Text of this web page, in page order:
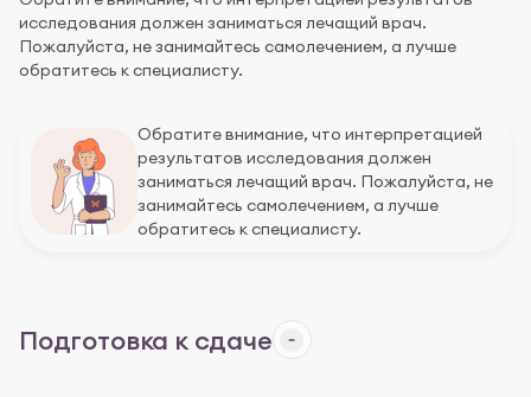
исследования должен заниматься лечащий врач.
Пожалуйста, не занимайтесь самолечением, а лучше
обратитесь к специалисту.
Обратите внимание, что интерпретацией
результатов исследования должен
заниматься лечащий врач. Пожалуйста, не
занимайтесь самолечением, а лучше
обратитесь к специалисту.
Подготовка к сдаче